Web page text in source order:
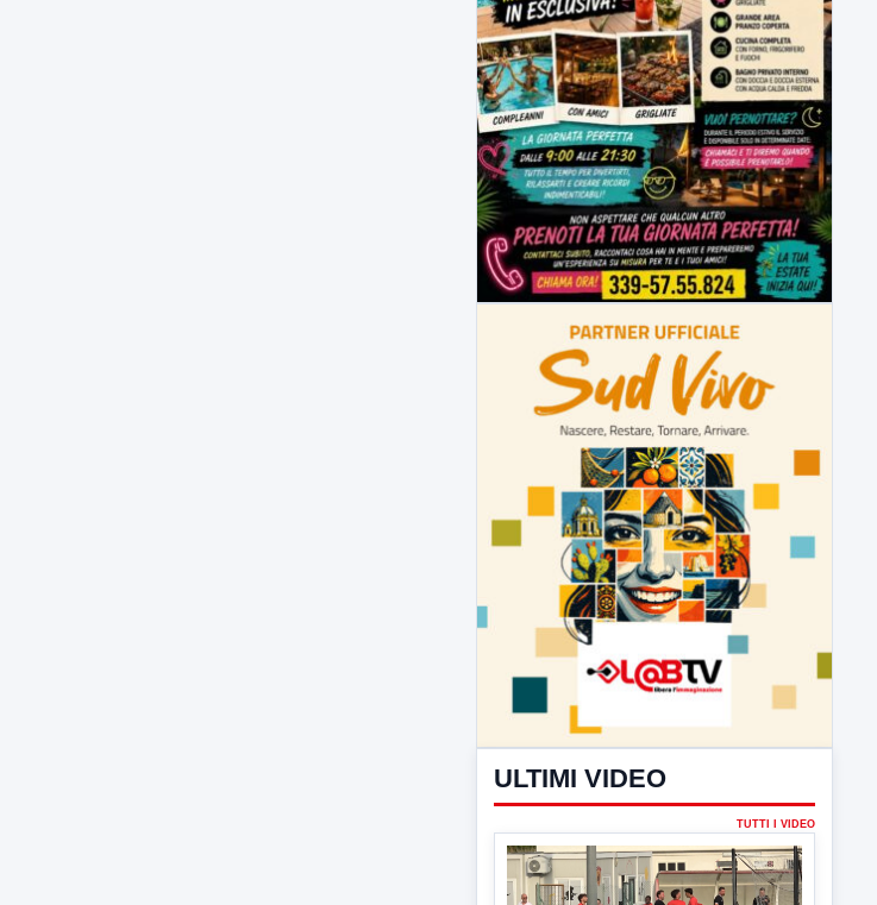
ULTIMI VIDEO
TUTTI I VIDEO
7 AGOSTO 2026 SPORT BENEVENTO
Benevento Calcio: Le scelte di
Floro Flores per il debutto di Coppa
Italia
Il Benevento è pronto al debutto di Coppa
Italia. Scelte...